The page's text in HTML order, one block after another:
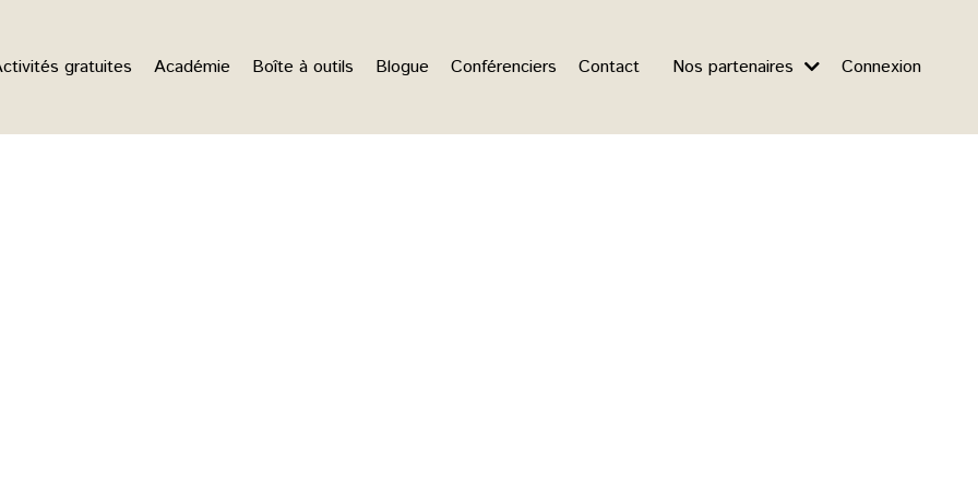
gratuites Académie Boîte à outils Blogue Conférenciers Contact Nos partenaires Connexion